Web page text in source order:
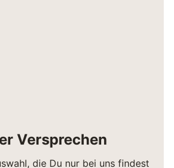
Versprechen
die Du nur bei uns findest